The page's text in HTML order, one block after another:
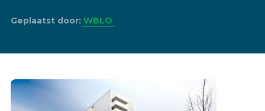
Geplaatst door: WBLO